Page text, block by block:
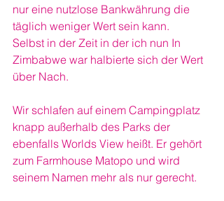
nur eine nutzlose Bankwährung die
täglich weniger Wert sein kann.
Selbst in der Zeit in der ich nun In
Zimbabwe war halbierte sich der Wert
über Nach.
Wir schlafen auf einem Campingplatz
knapp außerhalb des Parks der
ebenfalls Worlds View heißt. Er gehört
zum Farmhouse Matopo und wird
seinem Namen mehr als nur gerecht.